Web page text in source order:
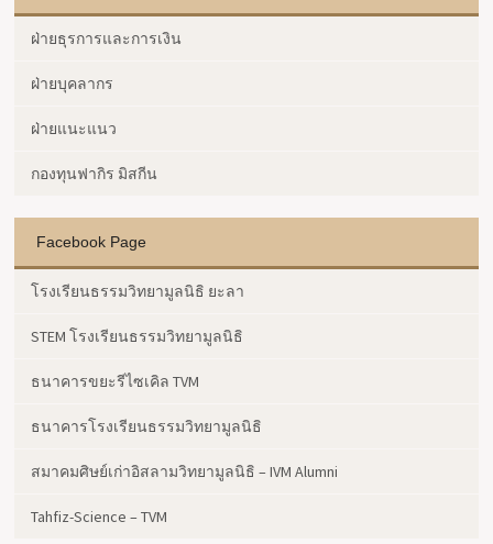
ฝ่ายธุรการและการเงิน
ฝ่ายบุคลากร
ฝ่ายแนะแนว
กองทุนฟากิร มิสกีน
Facebook Page
โรงเรียนธรรมวิทยามูลนิธิ ยะลา
STEM โรงเรียนธรรมวิทยามูลนิธิ
ธนาคารขยะรีไซเคิล TVM
ธนาคารโรงเรียนธรรมวิทยามูลนิธิ
สมาคมศิษย์เก่าอิสลามวิทยามูลนิธิ – IVM Alumni
Tahfiz-Science – TVM